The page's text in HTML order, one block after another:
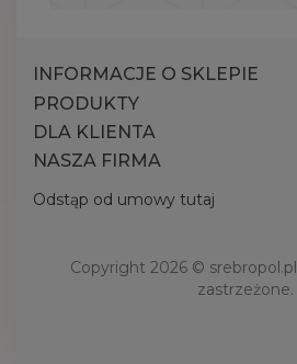
INFORMACJE O SKLEPIE
PRODUKTY
DLA KLIENTA
NASZA FIRMA
Odstąp od umowy tutaj
Copyright 2026 © srebropol.pl
zastrzeżone.